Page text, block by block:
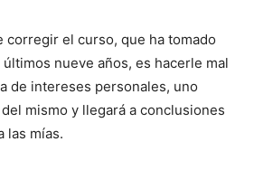
corregir el curso, que ha tomado
nueve años, es hacerle mal
de intereses personales, uno
mismo y llegará a conclusiones
las mías.